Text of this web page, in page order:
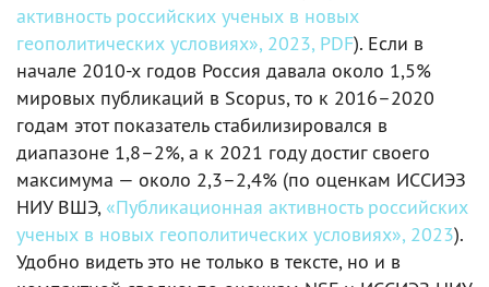
активность российских ученых в новых
геополитических условиях», 2023, PDF). Если в
начале 2010-х годов Россия давала около 1,5%
мировых публикаций в Scopus, то к 2016–2020
годам этот показатель стабилизировался в
диапазоне 1,8–2%, а к 2021 году достиг своего
максимума — около 2,3–2,4% (по оценкам ИССИЭЗ
НИУ ВШЭ, «Публикационная активность российских
ученых в новых геополитических условиях», 2023).
Удобно видеть это не только в тексте, но и в